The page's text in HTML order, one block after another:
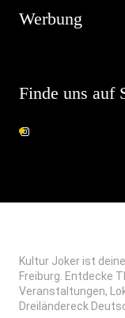
Werbung
Finde uns auf
Kultur Joker ist
Freiburg. Entdecke
Veranstaltungen,
Dreiländereck